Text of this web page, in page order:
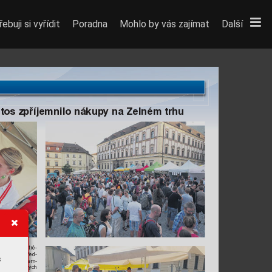
vní pomoci, tré-
divadelní před-
T
íjem-
r ůznorodých
zpříjemnilo nákupy na Zelném trhu
si vyřídit Poradna Mohlo by vás zajímat Další